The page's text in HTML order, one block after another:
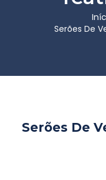
Serões De
Serões De